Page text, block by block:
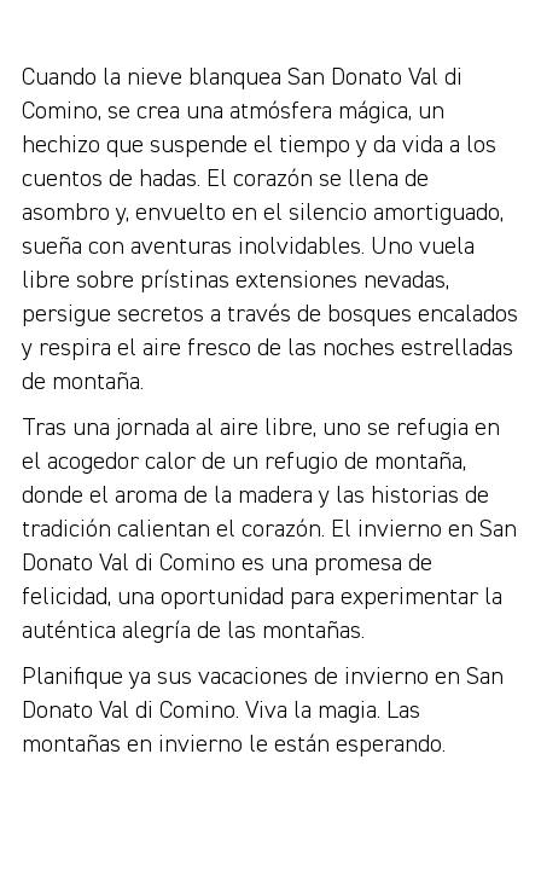
Cuando la nieve blanquea San Donato Val di
Comino, se crea una atmósfera mágica, un
hechizo que suspende el tiempo y da vida a los
cuentos de hadas. El corazón se llena de
asombro y, envuelto en el silencio amortiguado,
sueña con aventuras inolvidables. Uno vuela
libre sobre prístinas extensiones nevadas,
persigue secretos a través de bosques encalados
y respira el aire fresco de las noches estrelladas
de montaña.
Tras una jornada al aire libre, uno se refugia en
el acogedor calor de un refugio de montaña,
donde el aroma de la madera y las historias de
tradición calientan el corazón. El invierno en San
Donato Val di Comino es una promesa de
felicidad, una oportunidad para experimentar la
auténtica alegría de las montañas.
Planifique ya sus vacaciones de invierno en San
Donato Val di Comino. Viva la magia. Las
montañas en invierno le están esperando.